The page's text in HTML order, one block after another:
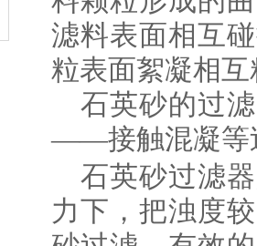
滤料表面相互
粒表面絮凝相
石英砂的过
——接触混凝
石英砂过滤
力下，把浊度